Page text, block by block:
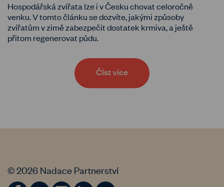
Hospodářská zvířata lze i v Česku chovat celoročně
venku. V tomto článku se dozvíte, jakými způsoby
zvířatům v zimě zabezpečit dostatek krmiva, a ještě
přitom regenerovat půdu.
Číst více
© 2026 Nadace Partnerství